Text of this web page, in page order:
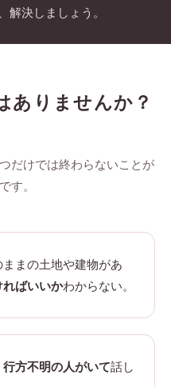
2-3
解決しましょう。
ありませんか？
だけでは終わらないことが
す。
まの土地や建物があ
ればいいかわからない。
行方不明の人がいて話し